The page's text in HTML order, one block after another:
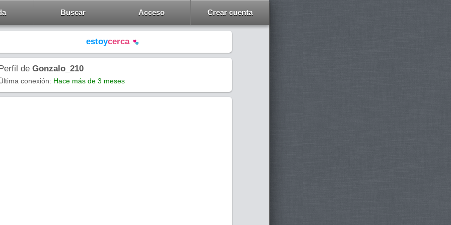
Buscar Acceso Crear cuenta
estoycerca
de Gonzalo_210
conexión: Hace más de 3 meses